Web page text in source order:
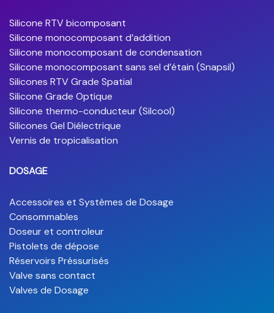
Silicone RTV bicomposant
Silicone monocomposant d’addition
Silicone monocomposant de condensation
Silicone monocomposant sans sel d’étain (Snapsil)
Silicones RTV Grade Spatial
Silicone Grade Optique
Silicone thermo-conducteur (Silcool)
Silicones Gel Diélectrique
Vernis de tropicalisation
DOSAGE
Accessoires et Systèmes de Dosage
Consommables
Doseur et controleur
Pistolets de dépose
Réservoirs Préssurisés
Valve sans contact
Valves de Dosage